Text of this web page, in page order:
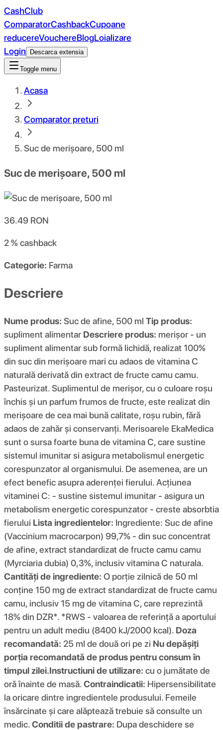
CashClub
ComparatorCashbackCupoane
reducereVouchereBlogLoializare
Login
Descarca extensia
Toggle menu
Acasa
Comparator preturi
Suc de merișoare, 500 ml
Suc de merișoare, 500 ml
36.49 RON
2 %cashback
Categorie: Farma
Descriere
Nume produs: Suc de afine, 500 ml Tip produs:
supliment alimentar Descriere produs: merișor - un
supliment alimentar sub formă lichidă, realizat 100%
din suc din merișoare mari cu adaos de vitamina C
naturală derivată din extract de fructe camu camu.
Pasteurizat. Suplimentul de merișor, cu o culoare roșu
închis și un parfum frumos de fructe, este realizat din
merișoare de cea mai bună calitate, roșu rubin, fără
adaos de zahăr și conservanți. Merisoarele EkaMedica
sunt o sursa foarte buna de vitamina C, care sustine
sistemul imunitar si asigura metabolismul energetic
corespunzator al organismului. De asemenea, are un
efect benefic asupra aderenței fierului. Acțiunea
vitaminei C: - sustine sistemul imunitar - asigura un
metabolism energetic corespunzator - creste absorbtia
fierului Lista ingredientelor: Ingrediente: Suc de afine
(Vaccinium macrocarpon) 99,7% - din suc concentrat
de afine, extract standardizat de fructe camu camu
(Myrciaria dubia) 0,3%, inclusiv vitamina C naturala.
Cantități de ingrediente: O porție zilnică de 50 ml
conține 150 mg de extract standardizat de fructe camu
camu, inclusiv 15 mg de vitamina C, care reprezintă
18% din DZR*. *RWS - valoarea de referință a aportului
pentru un adult mediu (8400 kJ/2000 kcal). Doza
recomandată: 25 ml de două ori pe zi Nu depășiți
porția recomandată de produs pentru consum în
timpul zilei.Instructiuni de utilizare: cu o jumătate de
oră înainte de masă.Contraindicatii: Hipersensibilitate
la oricare dintre ingredientele produsului. Femeile
însărcinate și care alăptează trebuie să consulte un
medic.Conditii de pastrare: Dupa deschidere se